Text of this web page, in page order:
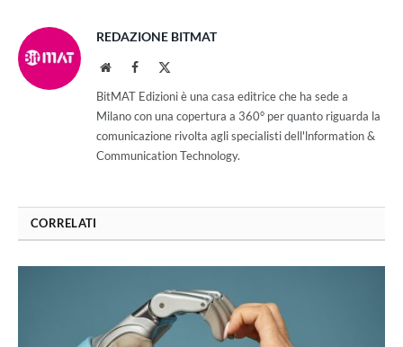
REDAZIONE BITMAT
WebsiteFacebook
BitMAT Edizioni è una casa editrice che ha sede a
Milano con una copertura a 360° per quanto riguarda la
comunicazione rivolta agli specialisti dell'lnformation &
Communication Technology.
CORRELATI